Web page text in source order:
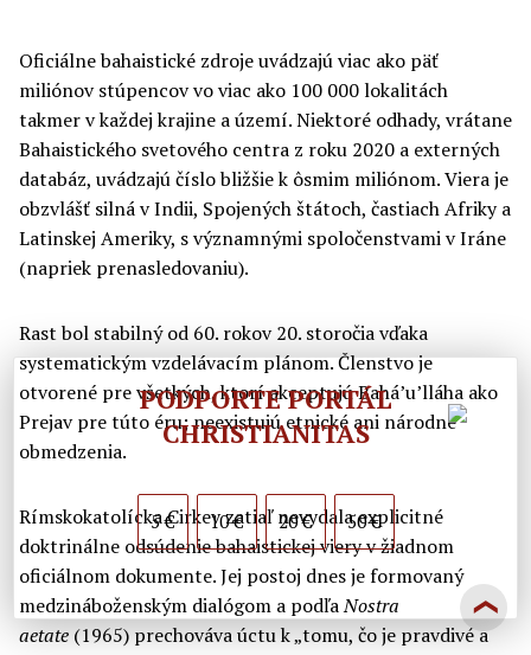
❯
PODPORTE PORTÁL
CHRISTIANITAS
5 € 10 € 20 € 50 €
Oficiálne bahaistické zdroje uvádzajú viac ako päť
miliónov stúpencov vo viac ako 100 000 lokalitách
takmer v každej krajine a území. Niektoré odhady, vrátane
Bahaistického svetového centra z roku 2020 a externých
databáz, uvádzajú číslo bližšie k ôsmim miliónom. Viera je
obzvlášť silná v Indii, Spojených štátoch, častiach Afriky a
Latinskej Ameriky, s významnými spoločenstvami v Iráne
(napriek prenasledovaniu).
Rast bol stabilný od 60. rokov 20. storočia vďaka
systematickým vzdelávacím plánom. Členstvo je
otvorené pre všetkých, ktorí akceptujú Bahá’u’lláha ako
Prejav pre túto éru; neexistujú etnické ani národné
obmedzenia.
Rímskokatolícka Cirkev zatiaľ nevydala explicitné
doktrinálne odsúdenie bahaistickej viery v žiadnom
oficiálnom dokumente. Jej postoj dnes je formovaný
medzináboženským dialógom a podľaNostra
aetate (1965) prechováva úctu k „tomu, čo je pravdivé a